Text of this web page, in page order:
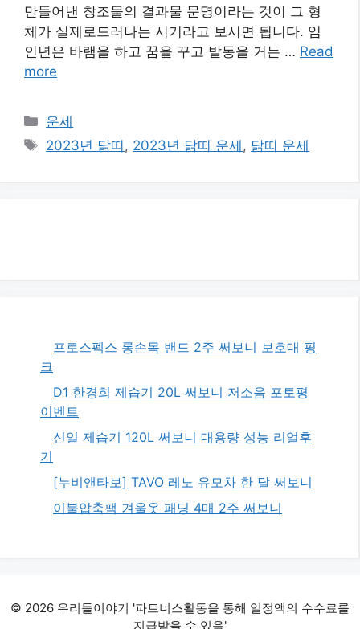
만들어낸 창조물의 결과물 문명이라는 것이 그 형
체가 실제로드러나는 시기라고 보시면 됩니다. 임
인년은 바램을 하고 꿈을 꾸고 발동을 거는 … Read
more
카
테
운세
태
2023년 닭띠 , 2023년 닭띠 운세 , 닭띠 운세
프로스펙스 롱손목 밴드 2주 써보니 보호대 핑
크
D1 한경희 제습기 20L 써보니 저소음 포토평
이벤트
신일 제습기 120L 써보니 대용량 성능 리얼후
기
[누비앤타보] TAVO 레노 유모차 한 달 써보니
이불압축팩 겨울옷 패딩 4매 2주 써보니
© 2026 우리들이야기 '파트너스활동을 통해 일정액의 수수료를
지급받을 수 있음'